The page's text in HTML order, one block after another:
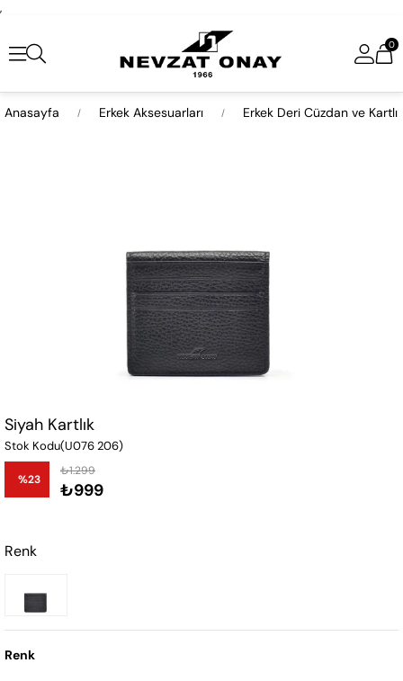
,
0
Anasayfa Erkek Aksesuarları Erkek Deri Cüzdan ve Kartlık
Siyah Kartlık
Stok Kodu(U076 206)
%23
İndirim
₺1.299
₺999
Renk
Renk